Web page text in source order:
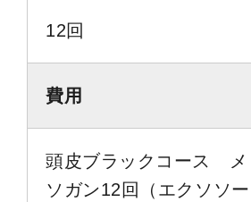
12回
費用
頭皮ブラックコース メ
ソガン12回（エクソソー